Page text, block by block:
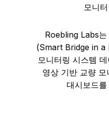
모니
Roebling Labs
(Smart Bridge in a
모니터링 시스템
영상 기반 교량
대시보드